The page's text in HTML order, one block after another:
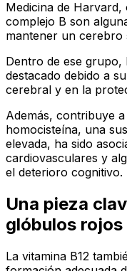
Medicina de Harvard,
complejo B son
mantener un cerebro
Dentro de ese grupo,
destacado debido a
cerebral y en la
Además, contribuye
homocisteína, una
elevada, ha sido
cardiovasculares y
el deterioro cognitivo.
Una pieza
glóbulos rojos
La vitamina B12